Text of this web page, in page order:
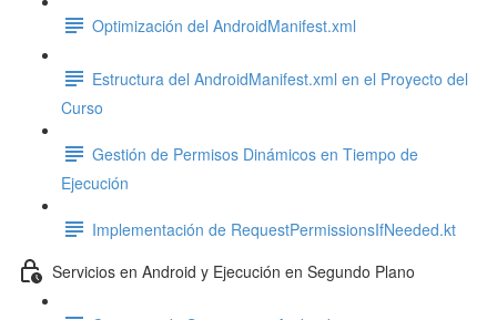
Optimización del AndroidManifest.xml
Estructura del AndroidManifest.xml en el Proyecto del
Curso
Gestión de Permisos Dinámicos en Tiempo de
Ejecución
Implementación de RequestPermissionsIfNeeded.kt
Servicios en Android y Ejecución en Segundo Plano